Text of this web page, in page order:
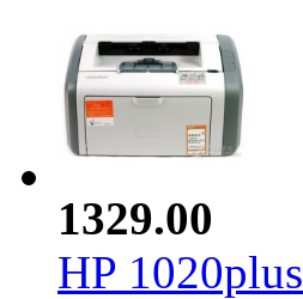
1329.00
HP 1020plus